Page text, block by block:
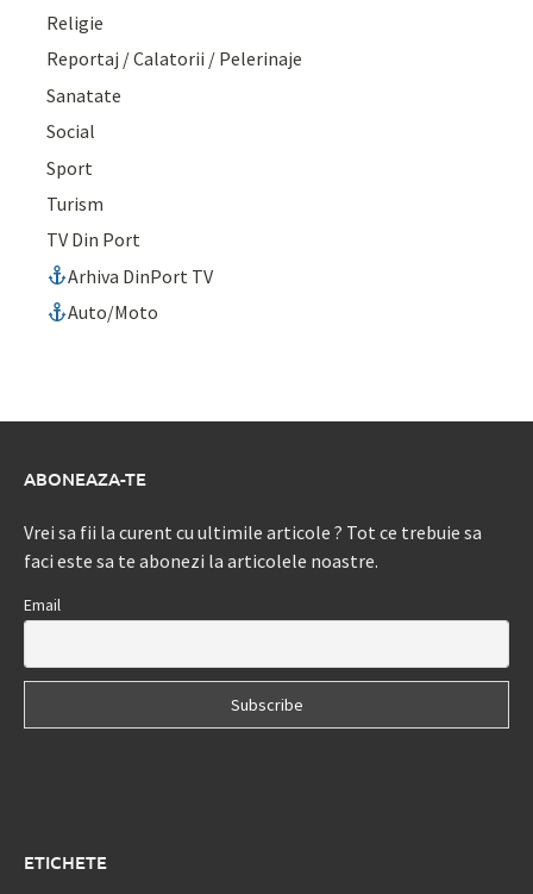
Religie
Reportaj / Calatorii / Pelerinaje
Sanatate
Social
Sport
Turism
TV Din Port
Arhiva DinPort TV
Auto/Moto
ABONEAZA-TE
Vrei sa fii la curent cu ultimile articole ? Tot ce trebuie sa
faci este sa te abonezi la articolele noastre.
Email
ETICHETE